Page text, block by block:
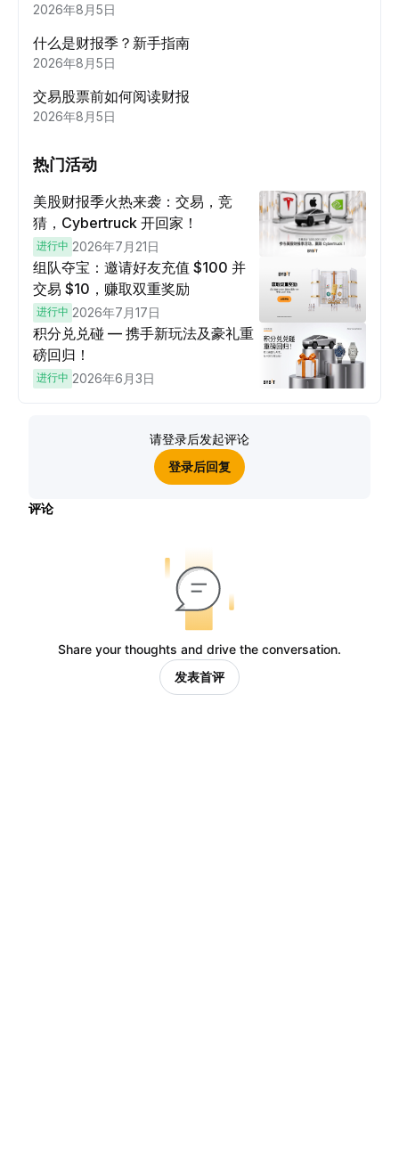
2026年8月5日
什么是财报季？新手指南
2026年8月5日
交易股票前如何阅读财报
2026年8月5日
热门活动
美股财报季火热来袭：交易，竞
猜，Cybertruck 开回家！
进行中 2026年7月21日
组队夺宝：邀请好友充值 $100 并
交易 $10，赚取双重奖励
进行中 2026年7月17日
积分兑兑碰 — 携手新玩法及豪礼重
磅回归！
进行中 2026年6月3日
请登录后发起评论
登录后回复
评论
Share your thoughts and drive the conversation.
发表首评